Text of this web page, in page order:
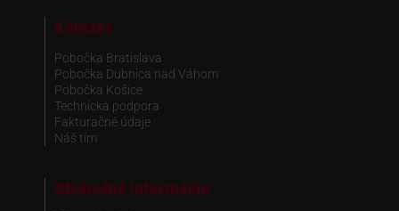
Kontakt
Pobočka Bratislava
Pobočka Dubnica nad Váhom
Pobočka Košice
Technická podpora
Fakturačné údaje
Náš tím
Obchodné informácie